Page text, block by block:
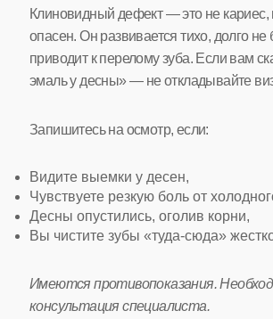
Клиновидный дефект — это не
опасен. Он развивается тихо, долго
приводит к перелому зуба. Если вам
эмаль у десны» — не откладывайте
Запишитесь на осмотр, если:
Видите выемки у десен,
Чувствуете резкую боль от
Десны опустились, оголив корни,
Вы чистите зубы «туда-сюда»
Имеются противопоказания.
консультация специалиста.